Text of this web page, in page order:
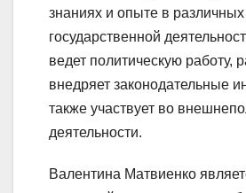
знаниях и опыте в
государственной
ведет политическую работу,
внедряет законодательные
также участвует во
деятельности.
Валентина Матвиенко